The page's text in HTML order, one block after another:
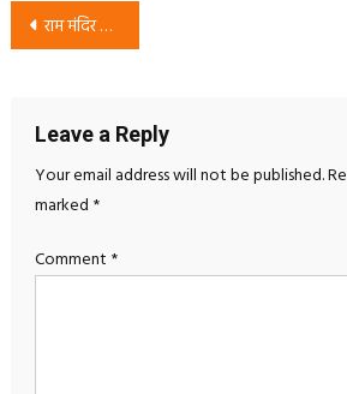
Post
राम मंदिर चोरी मामले पर निष्पक्ष जांच की मांग – राष्ट्रीय सुरक्षा पार्टी का जनहित संदेश
Leave a Reply
Your email address will not be published.
marked *
Comment *